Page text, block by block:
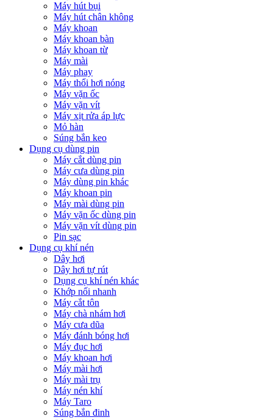
Máy hút bụi
Máy hút chân không
Máy khoan
Máy khoan bàn
Máy khoan từ
Máy mài
Máy phay
Máy thổi hơi nóng
Máy vặn ốc
Máy vặn vít
Máy xịt rửa áp lực
Mỏ hàn
Súng bắn keo
Dụng cụ dùng pin
Máy cắt dùng pin
Máy cưa dùng pin
Máy dùng pin khác
Máy khoan pin
Máy mài dùng pin
Máy vặn ốc dùng pin
Máy vặn vít dùng pin
Pin sạc
Dụng cụ khí nén
Dây hơi
Dây hơi tự rút
Dụng cụ khí nén khác
Khớp nối nhanh
Máy cắt tôn
Máy chà nhám hơi
Máy cưa dũa
Máy đánh bóng hơi
Máy đục hơi
Máy khoan hơi
Máy mài hơi
Máy mài trụ
Máy nén khí
Máy Taro
Súng bắn đinh